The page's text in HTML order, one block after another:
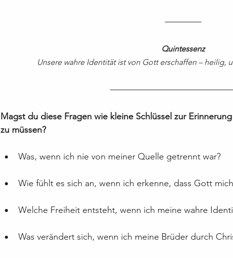
Quintessenz
Unsere wahre Identität ist von Gott erschaffen – heilig,
Magst du diese Fragen wie kleine Schlüssel zur
zu müssen?
Was, wenn ich nie von meiner Quelle getrennt war?
Wie fühlt es sich an, wenn ich erkenne, dass Gott
Welche Freiheit entsteht, wenn ich meine wahre
Was verändert sich, wenn ich meine Brüder durch